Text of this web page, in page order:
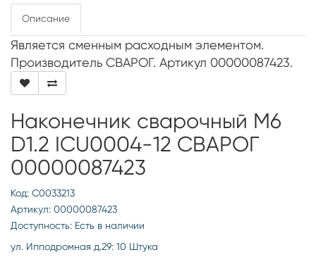
Описание
Является сменным расходным элементом.
Производитель СВАРОГ. Артикул 00000087423.
Наконечник сварочный М6
D1.2 ICU0004-12 СВАРОГ
00000087423
Код: С0033213
Артикул: 00000087423
Доступность: Есть в наличии
ул. Ипподромная д.29: 10 Штука